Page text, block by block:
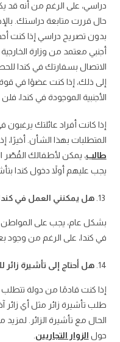
دراسي، على الرغم من أنه قد
حال قررت متابعة دراستك.
بدون تصريح دراسي إذا كنت
أجنبي معتمد من وزارة
الاتصال بسفارتك في كندا
إلى ذلك، إذا كنت عضوًا في
الأجنبية الموجودة في كندا،
إذا كانت أفراد عائلتك يرغبون
المتطلبات بهذا الشأن.
طالب، يمكن لأطفالك القُصّر
يجب عليهم أولاً دخول كندا
هل يمكنني العمل في كندا
بشكل عام، يجب على المواطن
في كندا، على الرغم من وجود
هل أحتاج إلى تأشيرة زائر
إذا كنت قادمًا من دولة تتطلب
طلب تأشيرة زائر مثل أي زائر
الحال مع تأشيرة الزائر.
حول الزوار التجاريين